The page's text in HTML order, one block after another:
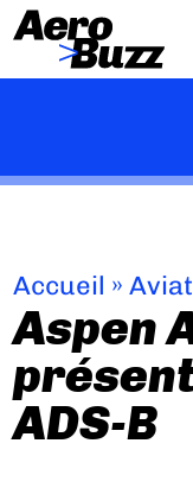
Accueil »
Aspen
ADS-B